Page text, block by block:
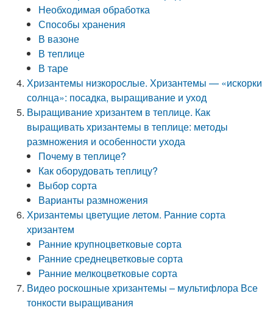
Необходимая обработка
Способы хранения
В вазоне
В теплице
В таре
Хризантемы низкорослые. Хризантемы — «искорки
солнца»: посадка, выращивание и уход
Выращивание хризантем в теплице. Как
выращивать хризантемы в теплице: методы
размножения и особенности ухода
Почему в теплице?
Как оборудовать теплицу?
Выбор сорта
Варианты размножения
Хризантемы цветущие летом. Ранние сорта
хризантем
Ранние крупноцветковые сорта
Ранние среднецветковые сорта
Ранние мелкоцветковые сорта
Видео роскошные хризантемы – мультифлора Все
тонкости выращивания